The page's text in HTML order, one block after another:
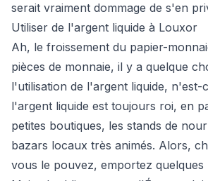
serait vraiment dommage de s'en
Utiliser de l'argent liquide à Louxor
Ah, le froissement du papier-
pièces de monnaie, il y a quelque
l'utilisation de l'argent liquide, n'est-
l'argent liquide est toujours roi, en
petites boutiques, les stands de
bazars locaux très animés. Alors,
vous le pouvez, emportez quelques